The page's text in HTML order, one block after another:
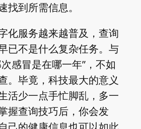
找到所需信息。
化服务越来越普及，查询
已不是什么复杂任务。与
感冒是在哪一年”，不如
。毕竟，科技最大的意义
活少一点手忙脚乱，多一
握查询技巧后，你会发